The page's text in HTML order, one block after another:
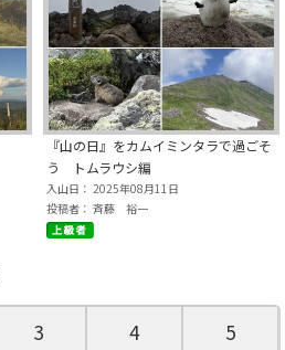
『山の日』をカムイミンタラで過ごそ
う トムラウシ編
入山日： 2025年08月11日
投稿者： 斉藤 裕一
3 4 5